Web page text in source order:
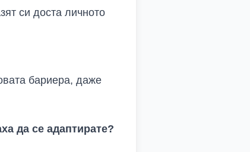
си доста личното
бариера, даже
да се адаптирате?